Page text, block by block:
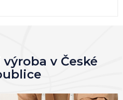
v České